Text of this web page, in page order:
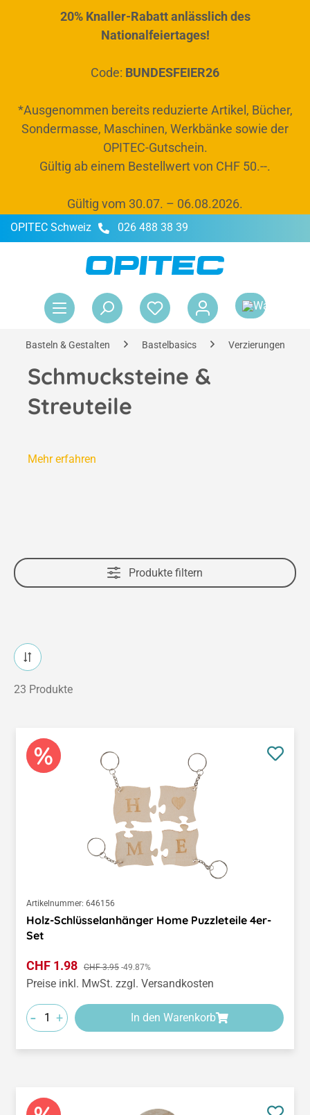
springen20% Knaller-Rabatt anlässlich des
Nationalfeiertages!
Code: BUNDESFEIER26
*Ausgenommen bereits reduzierte Artikel, Bücher,
Sondermasse, Maschinen, Werkbänke sowie der
OPITEC-Gutschein.
Gültig ab einem Bestellwert von CHF 50.--.
Gültig vom 30.07. – 06.08.2026.
OPITEC Schweiz 026 488 38 39
Basteln & Gestalten Bastelbasics Verzierungen &
Schmucksteine &
Streuteile
Mehr erfahren
Produkte filtern
23 Produkte
Artikelnummer: 646156
Holz-Schlüsselanhänger Home Puzzleteile 4er-
Set
Verkaufspreis:
CHF 1.98 Regulärer Preis:
CHF 3.95 -49.87%
Preise inkl. MwSt. zzgl. Versandkosten
- + In den Warenkorb